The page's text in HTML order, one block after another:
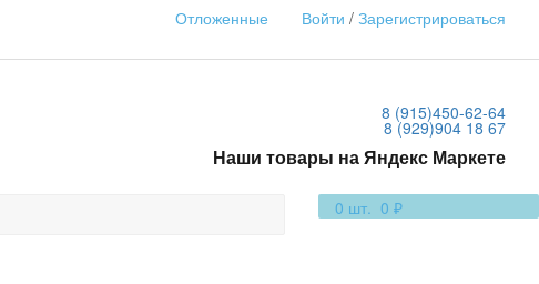
Войти / Зарегистрироваться
Отложенные
8 (915)450-62-64
8 (929)904 18 67
Наши товары на Яндекс Маркете
0 шт. 0 ₽